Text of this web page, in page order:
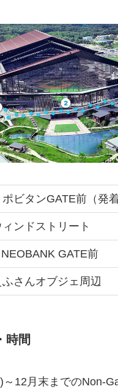
ポビタンGATE前（発着
ィンドストリート
GATE前
ふさんオブジェ周辺
時間
～12月末までのNon-